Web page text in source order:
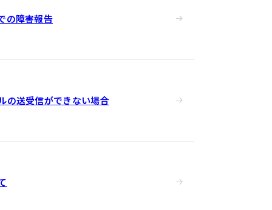
の障害報告
の送受信ができない場合